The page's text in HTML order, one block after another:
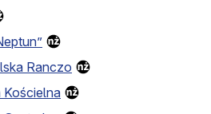
Ranczo
Kościelna